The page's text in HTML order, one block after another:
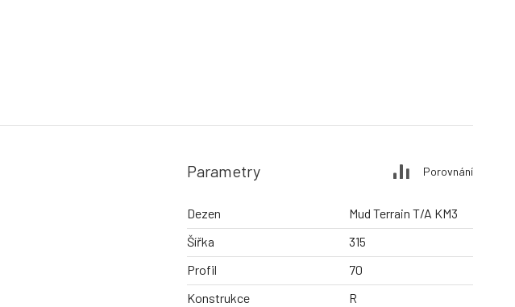
Parametry Porovnání
Dezen
Mud Terrain T/A KM3
Šířka
315
Profil
70
Konstrukce
R